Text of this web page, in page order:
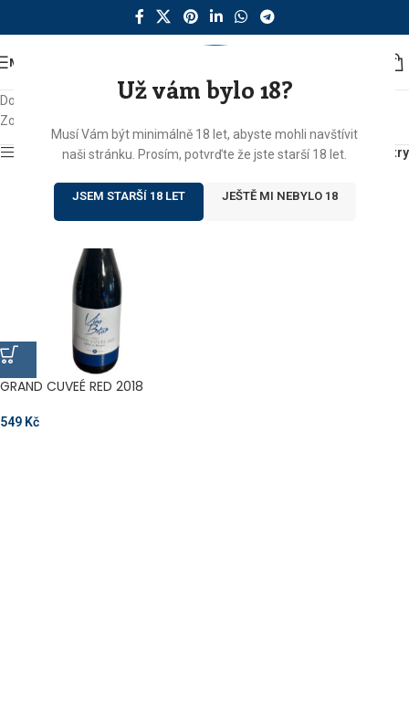
Už vám bylo 18?
Musí Vám být minimálně 18 let, abyste mohli navštívit
naši stránku. Prosím, potvrďte že jste starší 18 let.
JSEM STARŠÍ 18 LET JEŠTĚ MI NEBYLO 18
MENU
Domů
Produkty se štítkem „grand cuvee red“
Zobrazen jediný výsledek
Zobrazit sidebar Filtry
GRAND CUVEÉ RED 2018
549 Kč